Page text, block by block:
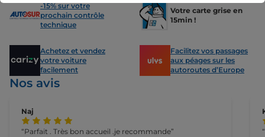
-15% sur votre
prochain contrôle
technique
Votre carte grise en
15min !
Achetez et vendez
votre voiture
facilement
Facilitez vos passages
aux péages sur les
autoroutes d’Europe
Nos avis
Naj
Parfait . Très bon accueil .je recommande